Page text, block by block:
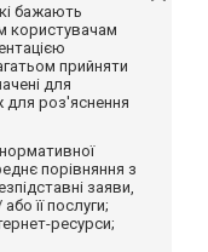
бажають
користувачам
прийняти
для
для роз'яснення
порівняння з
заяви,
її послуги;
ресурси;